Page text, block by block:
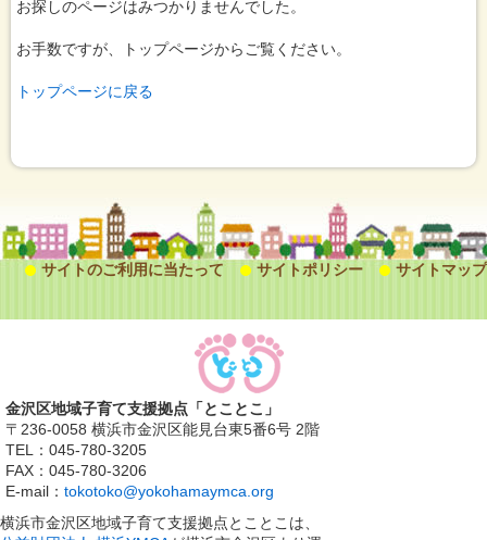
お探しのページはみつかりませんでした。
お手数ですが、トップページからご覧ください。
トップページに戻る
サイトのご利用に当たって サイトポリシー サイトマップ
金沢区地域子育て支援拠点「とことこ」
〒236-0058 横浜市金沢区能見台東5番6号 2階
TEL：045-780-3205
FAX：045-780-3206
E-mail： tokotoko@yokohamaymca.org
横浜市金沢区地域子育て支援拠点とことこは、